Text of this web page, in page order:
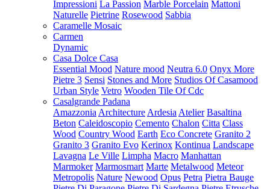
Impressioni La Passion Marble Porcelain Mattoni
Naturelle Pietrine Rosewood Sabbia
Caramelle Mosaic
Carmen
Dynamic
Casa Dolce Casa
Essential Mood Nature mood Neutra 6.0 Onyx More
Pietre 3 Sensi Stones and More Studios Of Casamood
Urban Style Vetro Wooden Tile Of Cdc
Casalgrande Padana
Amazzonia Architecture Ardesia Atelier Basaltina
Beton Caleidoscopio Cemento Chalon Citta Class
Wood Country Wood Earth Eco Concrete Granito 2
Granito 3 Granito Evo Kerinox Kontinua Landscape
Lavagna Le Ville Limpha Macro Manhattan
Marmoker Marmosmart Marte Metalwood Meteor
Metropolis Nature Newood Opus Petra Pietra Bauge